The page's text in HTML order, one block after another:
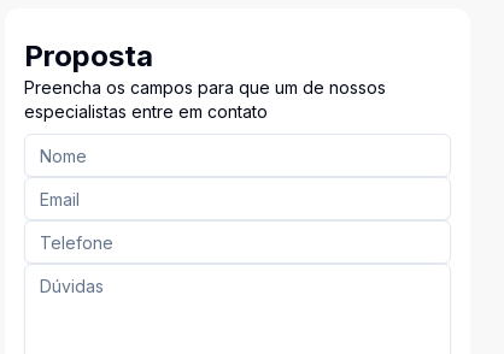
Proposta
Preencha os campos para que um de nossos
especialistas entre em contato